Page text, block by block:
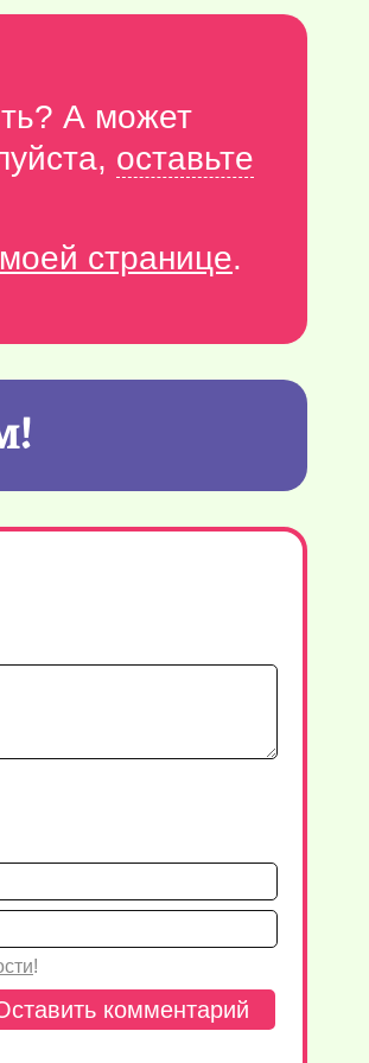
А может
оставьте
странице.
Имя*
Email
!